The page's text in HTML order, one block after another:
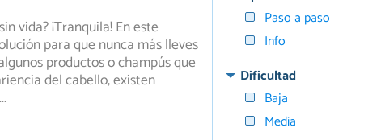
vida? ¡Tranquila! En este
para que nunca más lleves
productos o champús que
del cabello, existen
...
Paso a paso
Info
Dificultad
Baja
Media